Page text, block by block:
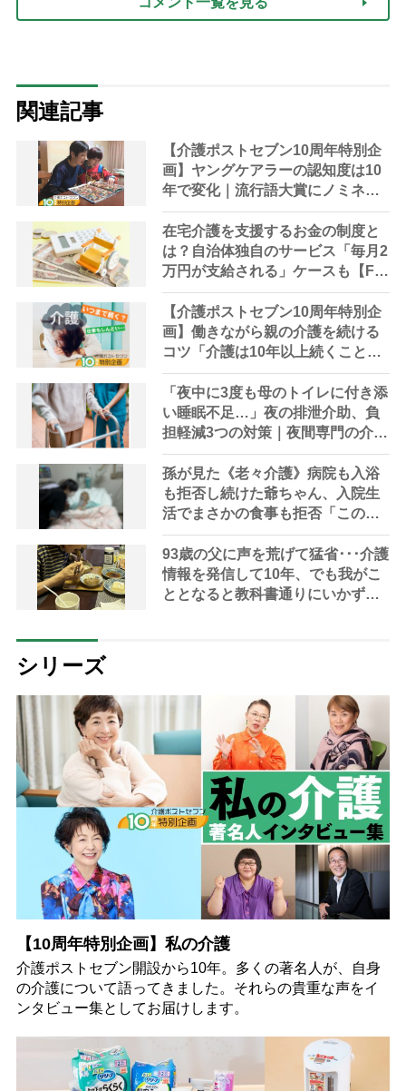
関連記事
【介護ポストセブン10周年特別企
画】ヤングケアラーの認知度は10
年で変化｜流行語大賞にノミネー
ト、法律にも明記されたが果たし
て現在は？
在宅介護を支援するお金の制度と
は？自治体独自のサービス「毎月2
万円が支給される」ケースも【FP
解説】
【介護ポストセブン10周年特別企
画】働きながら親の介護を続ける
コツ「介護は10年以上続くこと
も…3つのフェーズに分けて考えて
みよう」【社会福祉士解説】
「夜中に3度も母のトイレに付き添
い睡眠不足…」夜の排泄介助、負
担軽減3つの対策｜夜間専門の介護
対策やレスパイトケアなどケアマ
ネに相談を
孫が見た《老々介護》病院も入浴
も拒否し続けた爺ちゃん、入院生
活でまさかの食事も拒否「この先
どうなる？」
93歳の父に声を荒げて猛省･･･介護
情報を発信して10年、でも我がこ
ととなると教科書通りにいかずに
シリーズ
【10周年特別企画】私の介護
介護ポストセブン開設から10年。多くの著名人が、自身
の介護について語ってきました。それらの貴重な声をイ
ンタビュー集としてお届けします。